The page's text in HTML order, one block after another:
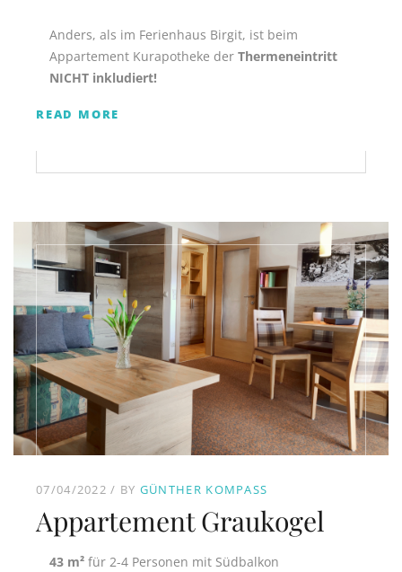
Anders, als im Ferienhaus Birgit, ist beim
Appartement Kurapotheke der Thermeneintritt
NICHT inkludiert!
READ MORE
07/04/2022 BY GÜNTHER KOMPASS
Appartement Graukogel
43 m² für 2-4 Personen mit Südbalkon